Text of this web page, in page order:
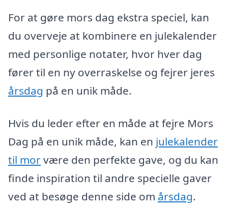
For at gøre mors dag ekstra speciel, kan
du overveje at kombinere en julekalender
med personlige notater, hvor hver dag
fører til en ny overraskelse og fejrer jeres
årsdag på en unik måde.
Hvis du leder efter en måde at fejre Mors
Dag på en unik måde, kan en julekalender
til morvære den perfekte gave, og du kan
finde inspiration til andre specielle gaver
ved at besøge denne side om årsdag.